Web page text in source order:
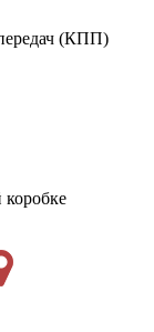
(КПП)
коробке